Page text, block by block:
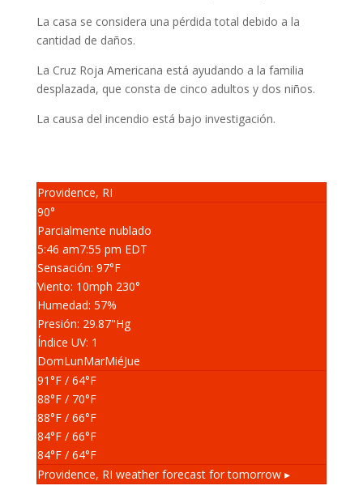
La casa se considera una pérdida total debido a la
cantidad de daños.
La Cruz Roja Americana está ayudando a la familia
desplazada, que consta de cinco adultos y dos niños.
La causa del incendio está bajo investigación.
Providence, RI
90°
Parcialmente nublado
5:46 am7:55 pm EDT
Sensación: 97°F
Viento: 10mph 230°
Humedad: 57%
Presión: 29.87"Hg
Índice UV: 1
DomLunMarMiéJue
91°F/ 64°F
88°F/ 70°F
88°F/ 66°F
84°F/ 66°F
84°F/ 64°F
Providence, RI weather forecast for tomorrow ▸